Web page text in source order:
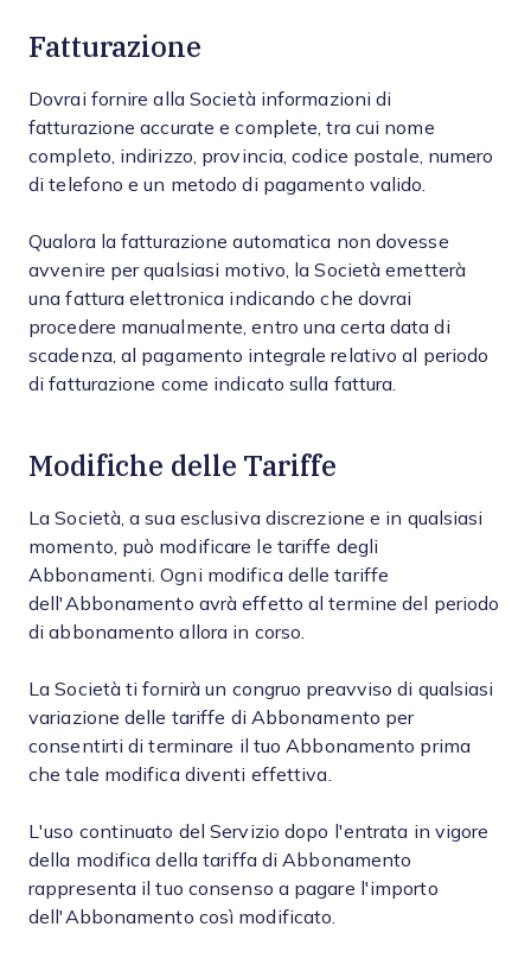
Fatturazione
Dovrai fornire alla Società informazioni di
fatturazione accurate e complete, tra cui nome
completo, indirizzo, provincia, codice postale, numero
di telefono e un metodo di pagamento valido.
Qualora la fatturazione automatica non dovesse
avvenire per qualsiasi motivo, la Società emetterà
una fattura elettronica indicando che dovrai
procedere manualmente, entro una certa data di
scadenza, al pagamento integrale relativo al periodo
di fatturazione come indicato sulla fattura.
Modifiche delle Tariffe
La Società, a sua esclusiva discrezione e in qualsiasi
momento, può modificare le tariffe degli
Abbonamenti. Ogni modifica delle tariffe
dell'Abbonamento avrà effetto al termine del periodo
di abbonamento allora in corso.
La Società ti fornirà un congruo preavviso di qualsiasi
variazione delle tariffe di Abbonamento per
consentirti di terminare il tuo Abbonamento prima
che tale modifica diventi effettiva.
L'uso continuato del Servizio dopo l'entrata in vigore
della modifica della tariffa di Abbonamento
rappresenta il tuo consenso a pagare l'importo
dell'Abbonamento così modificato.